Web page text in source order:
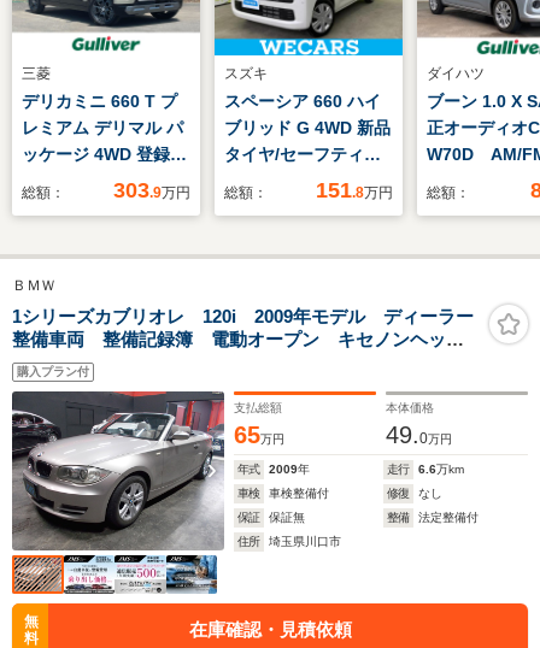
三菱
デリカミニ 660 T プ
レミアム デリマル パ
ッケージ 4WD 登録済
未使用車 デリマルパ
ルーフレール 寒冷地
プラスパッケージ
12.3インチナビ
HDMI 前後ドライブ
レコーダー シートヒ
ーター ステアリング
ヒーター
総額： 303.9万円
スズキ
スペーシア 660 ハイ
ブリッド G 4WD 新品
タイヤ/セーフティサ
ポート(スズキ)/車線逸
置/アイドリングスト
グ 運転席/エアバッグ
助手席/エアバッグ サ
総額： 151.8万円
ダイハツ
ブーン 1.0 X
正オーディオ
W70D AM/
スマートア
ー ETC ハ
ー ドアバイ
ロアマット
総額：
ＢＭＷ
1シリーズカブリオレ 120i 2009年モデル ディーラー
整備車両 整備記録簿 電動オープン キセノンヘッド
ライト 社外ナビ バックカメラ 革シート プッシュ
スタート スマートキー スペアキー ETC
購入プラン付
支払総額
65万円
本体価格
49.0万円
年式 2009年 走行 6.6万km
車検
車検整備付 修復
なし
保証
保証無 整備
法定整備付
住所
埼玉県川口市
無
料
在庫確認・見積依頼